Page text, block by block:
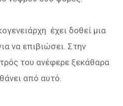
έχει δοθεί μια
να επιβιώσει. Στην
του ανέφερε ξεκάθαρα
από αυτό.